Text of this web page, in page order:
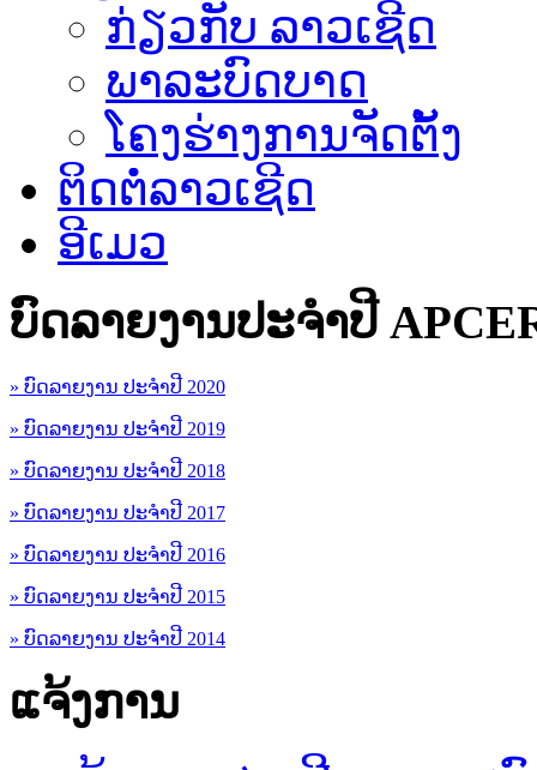
ກ່ຽວກັບ ລາວເຊີດ
ພາລະບົດບາດ
ໂຄງຮ່າງການຈັດຕັ້ງ
ຕິດຕໍ່ລາວເຊີດ
ອີເມວ
ບົດລາຍງານປະຈຳປີ
» ບົດລາຍງານ ປະຈຳປີ 2020
» ບົດລາຍງານ ປະຈຳປີ 2019
» ບົດລາຍງານ ປະຈຳປີ 2018
» ບົດລາຍງານ ປະຈຳປີ 2017
» ບົດລາຍງານ ປະຈຳປີ 2016
» ບົດລາຍງານ ປະຈຳປີ 2015
» ບົດລາຍງານ ປະຈຳປີ 2014
ແຈ້ງການ